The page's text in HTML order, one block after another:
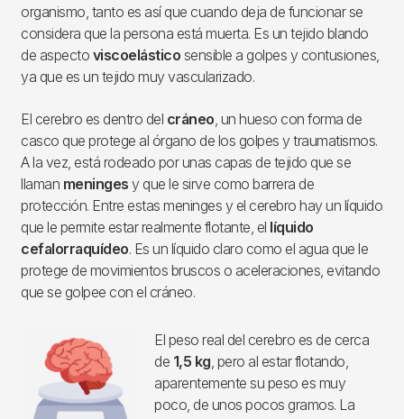
organismo, tanto es así que cuando deja de funcionar se
considera que la persona está muerta. Es un tejido blando
de aspecto viscoelástico sensible a golpes y contusiones,
ya que es un tejido muy vascularizado.
El cerebro es dentro del cráneo , un hueso con forma de
casco que protege al órgano de los golpes y traumatismos.
A la vez, está rodeado por unas capas de tejido que se
llaman meninges y que le sirve como barrera de
protección. Entre estas meninges y el cerebro hay un líquido
que le permite estar realmente flotante, el líquido
cefalorraquídeo. Es un líquido claro como el agua que le
protege de movimientos bruscos o aceleraciones, evitando
que se golpee con el cráneo.
El peso real del cerebro es de cerca
de 1,5 kg , pero al estar flotando,
aparentemente su peso es muy
poco, de unos pocos gramos. La